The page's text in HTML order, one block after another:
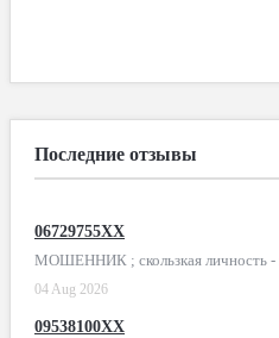
Последние отзывы
06729755XX
МОШЕННИК ; скользкая личность -
04 Aug 2026
09538100XX